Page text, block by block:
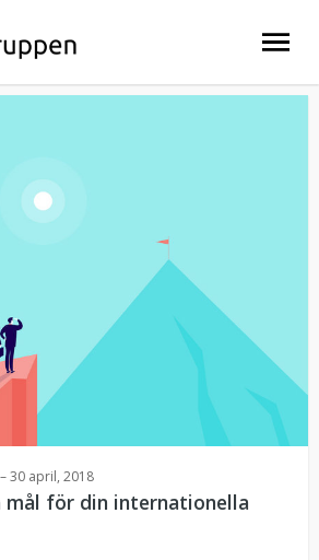
–30 april, 2018
mål för din internationella